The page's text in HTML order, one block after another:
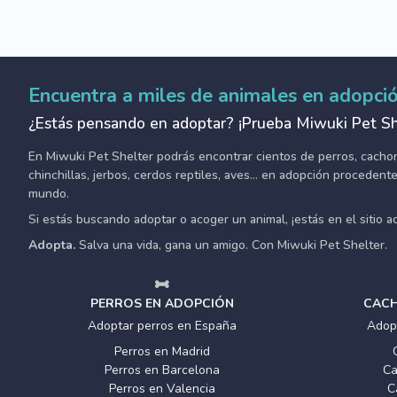
Encuentra a miles de animales en
¿Estás pensando en adoptar? ¡Prueba Miwuki Pet
En Miwuki Pet Shelter podrás encontrar cientos de perros,
chinchillas, jerbos, cerdos reptiles, aves... en adopción
mundo.
Si estás buscando adoptar o acoger un animal, ¡estás en el sitio
Adopta. Salva una vida, gana un amigo. Con Miwuki Pet Shelter.
PERROS EN ADOPCIÓN
Adoptar perros en España
Perros en Madrid
Perros en Barcelona
Perros en Valencia